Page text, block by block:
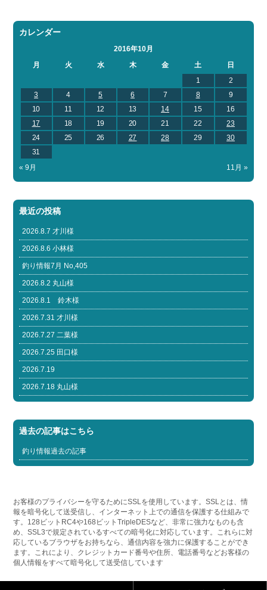
カレンダー
2016年10月
月
火 水 木 金 土
日
1
2
3
4 5 6 7 8
9
10
11 12 13 14 15
16
17
18 19 20 21 22
23
24
25 26 27 28 29
30
31
« 9月
11月 »
最近の投稿
2026.8.7 才川様
2026.8.6 小林様
釣り情報7月 No,405
2026.8.2 丸山様
2026.8.1 鈴木様
2026.7.31 才川様
2026.7.27 二葉様
2026.7.25 田口様
2026.7.19
2026.7.18 丸山様
過去の記事はこちら
釣り情報過去の記事
お客様のプライバシーを守るためにSSLを使用しています。SSLとは、情
報を暗号化して送受信し、インターネット上での通信を保護する仕組みで
す。128ビットRC4や168ビットTripleDESなど、非常に強力なものも含
め、SSL3で規定されているすべての暗号化に対応しています。これらに対
応しているブラウザをお持ちなら、通信内容を強力に保護することができ
ます。これにより、クレジットカード番号や住所、電話番号などお客様の
個人情報をすべて暗号化して送受信しています